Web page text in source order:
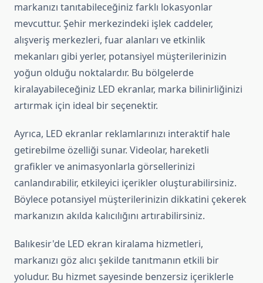
markanızı tanıtabileceğiniz farklı lokasyonlar
mevcuttur. Şehir merkezindeki işlek caddeler,
alışveriş merkezleri, fuar alanları ve etkinlik
mekanları gibi yerler, potansiyel müşterilerinizin
yoğun olduğu noktalardır. Bu bölgelerde
kiralayabileceğiniz LED ekranlar, marka bilinirliğinizi
artırmak için ideal bir seçenektir.
Ayrıca, LED ekranlar reklamlarınızı interaktif hale
getirebilme özelliği sunar. Videolar, hareketli
grafikler ve animasyonlarla görsellerinizi
canlandırabilir, etkileyici içerikler oluşturabilirsiniz.
Böylece potansiyel müşterilerinizin dikkatini çekerek
markanızın akılda kalıcılığını artırabilirsiniz.
Balıkesir'de LED ekran kiralama hizmetleri,
markanızı göz alıcı şekilde tanıtmanın etkili bir
yoludur. Bu hizmet sayesinde benzersiz içeriklerle